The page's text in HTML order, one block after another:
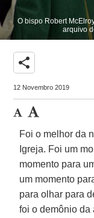
O bispo Robert
arquivo
share
12 Novembro 2019
Foi o melhor da
Igreja. Foi um
momento para
um momento
para olhar para
foi o demônio da